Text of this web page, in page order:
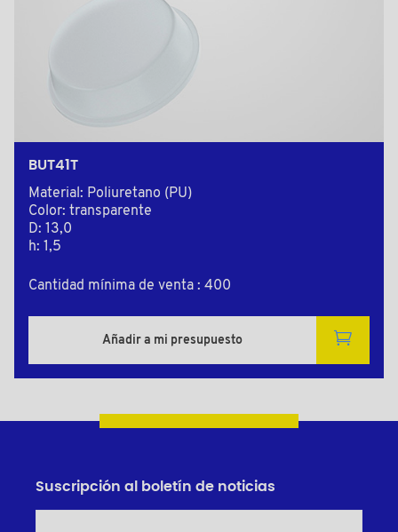
BUT41T
Material: Poliuretano (PU)
Color: transparente
D: 13,0
h: 1,5
Cantidad mínima de venta : 400
Añadir a mi presupuesto
Suscripción al boletín de noticias